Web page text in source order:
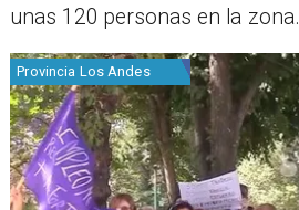
unas 120 personas en la zona.
Provincia Los Andes